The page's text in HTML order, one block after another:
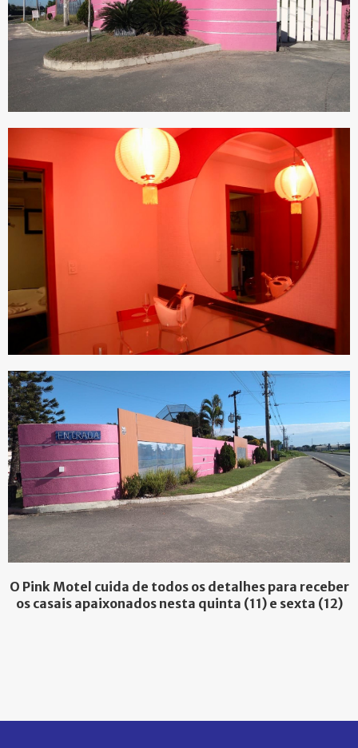
O Pink Motel cuida de todos os detalhes para receber
os casais apaixonados nesta quinta (11) e sexta (12)